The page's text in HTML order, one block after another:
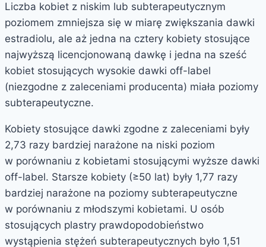
Liczba kobiet z niskim lub subterapeutycznym
poziomem zmniejsza się w miarę zwiększania dawki
estradiolu, ale aż jedna na cztery kobiety stosujące
najwyższą licencjonowaną dawkę i jedna na sześć
kobiet stosujących wysokie dawki off-label
(niezgodne z zaleceniami producenta) miała poziomy
subterapeutyczne.
Kobiety stosujące dawki zgodne z zaleceniami były
2,73 razy bardziej narażone na niski poziom
w porównaniu z kobietami stosującymi wyższe dawki
off-label. Starsze kobiety (≥50 lat) były 1,77 razy
bardziej narażone na poziomy subterapeutyczne
w porównaniu z młodszymi kobietami. U osób
stosujących plastry prawdopodobieństwo
wystąpienia stężeń subterapeutycznych było 1,51